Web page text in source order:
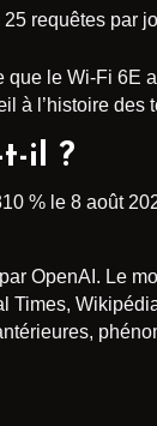
requêtes par
le Wi-Fi 6E
à l’histoire des
t-il ?
% le 8 août
OpenAI. Le